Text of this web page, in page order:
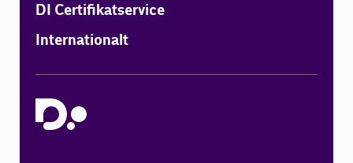
DI Certifikatservice
Internationalt